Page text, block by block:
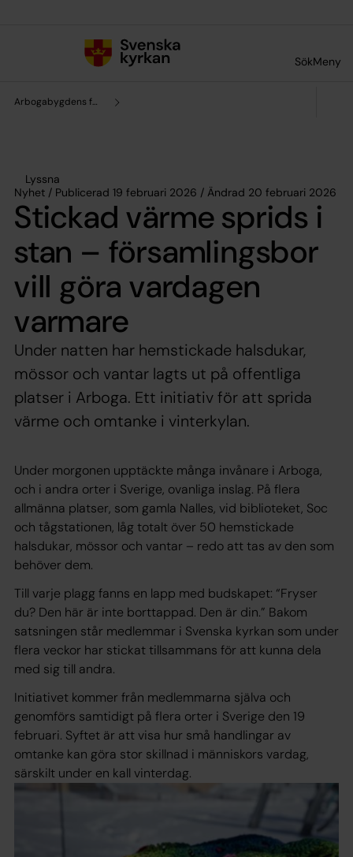
SökMeny
Arbogabygdens församling
Lyssna
Nyhet / Publicerad 19 februari 2026 / Ändrad 20 februari 2026
Stickad värme sprids i
stan – församlingsbor
vill göra vardagen
varmare
Under natten har hemstickade halsdukar,
mössor och vantar lagts ut på offentliga
platser i Arboga. Ett initiativ för att sprida
värme och omtanke i vinterkylan.
Under morgonen upptäckte många invånare i Arboga,
och i andra orter i Sverige, ovanliga inslag. På flera
allmänna platser, som gamla Nalles, vid biblioteket, Soc
och tågstationen, låg totalt över 50 hemstickade
halsdukar, mössor och vantar – redo att tas av den som
behöver dem.
Till varje plagg fanns en lapp med budskapet: “Fryser
du? Den här är inte borttappad. Den är din.” Bakom
satsningen står medlemmar i Svenska kyrkan som under
flera veckor har stickat tillsammans för att kunna dela
med sig till andra.
Initiativet kommer från medlemmarna själva och
genomförs samtidigt på flera orter i Sverige den 19
februari. Syftet är att visa hur små handlingar av
omtanke kan göra stor skillnad i människors vardag,
särskilt under en kall vinterdag.